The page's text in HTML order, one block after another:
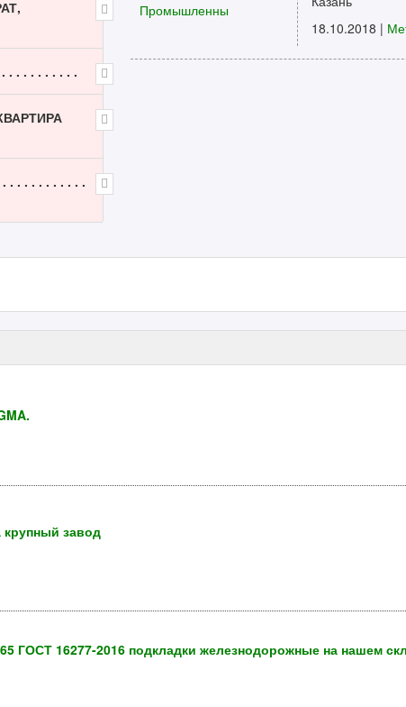
18.10.2018 |
. . . . . . . . . .
. . . . . . . . . .
завод
ГОСТ 16277-2016 подкладки железнодорожные на нашем